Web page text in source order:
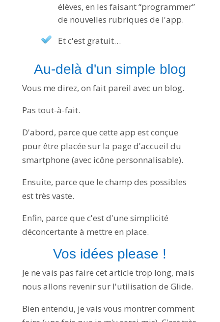
élèves, en les faisant “programmer”
de nouvelles rubriques de l'app.
Et c'est gratuit…
Au-delà d'un simple blog
Vous me direz, on fait pareil avec un blog.
Pas tout-à-fait.
D'abord, parce que cette app est conçue
pour être placée sur la page d'accueil du
smartphone (avec icône personnalisable).
Ensuite, parce que le champ des possibles
est très vaste.
Enfin, parce que c'est d'une simplicité
déconcertante à mettre en place.
Vos idées please !
Je ne vais pas faire cet article trop long, mais
nous allons revenir sur l'utilisation de Glide.
Bien entendu, je vais vous montrer comment